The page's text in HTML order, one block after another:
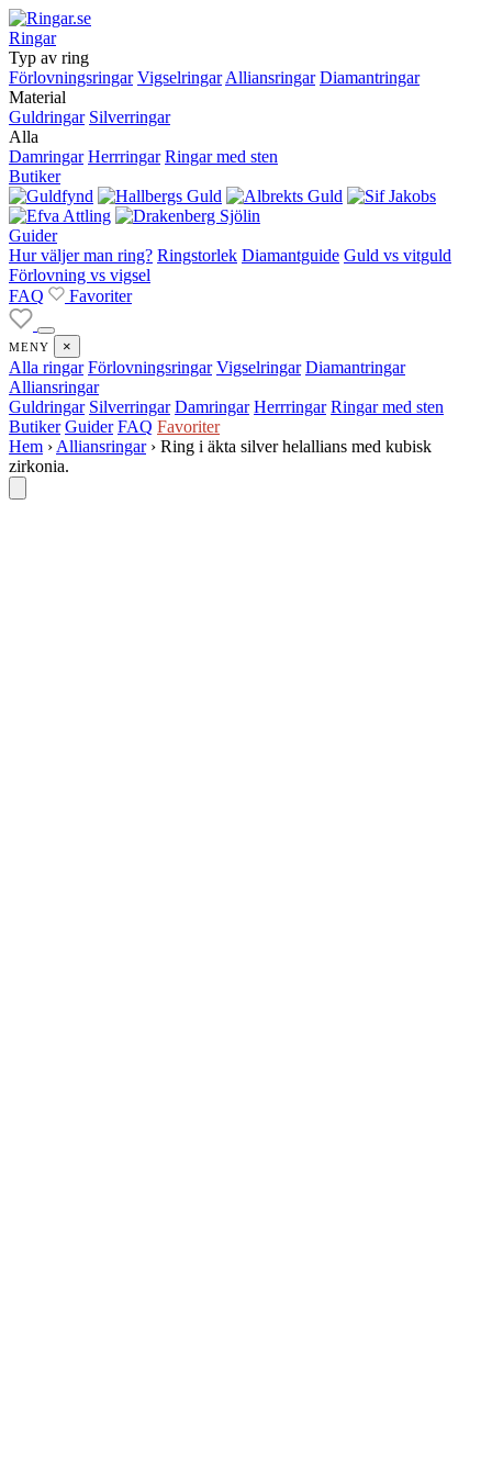
Ringar
Typ av ring
Förlovningsringar Vigselringar Alliansringar Diamantringar
Material
Guldringar Silverringar
Alla
Damringar Herrringar Ringar med sten
Butiker
Guider
Hur väljer man ring? Ringstorlek Diamantguide Guld vs vitguld
Förlovning vs vigsel
FAQ
Favoriter
MENY ×
Alla ringar Förlovningsringar Vigselringar Diamantringar
Alliansringar
Guldringar Silverringar Damringar Herrringar Ringar med sten
Butiker Guider FAQ Favoriter
Hem › Alliansringar › Ring i äkta silver helallians med kubisk
zirkonia.